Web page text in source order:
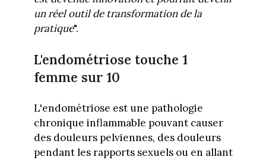
un réel outil de transformation de la
pratique".
L'endométriose touche 1
femme sur 10
L'endométriose est une pathologie
chronique inflammable pouvant causer
des douleurs pelviennes, des douleurs
pendant les rapports sexuels ou en allant